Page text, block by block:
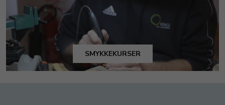
SMYKKEKURSER